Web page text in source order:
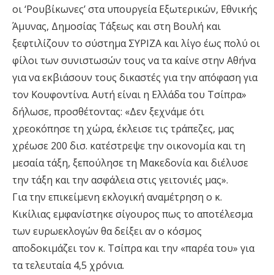
οι ‘Ρουβίκωνες’ στα υπουργεία Εξωτερικών, Εθνικής
Άμυνας, Δημοσίας Τάξεως και στη Βουλή και
ξεφτιλίζουν το σύστημα ΣΥΡΙΖΑ και λίγο έως πολύ οι
φίλοι των συνιστωσών τους να τα καίνε στην Αθήνα
για να εκβιάσουν τους δικαστές για την απόφαση για
τον Κουφοντίνα. Αυτή είναι η Ελλάδα του Τσίπρα»
δήλωσε, προσθέτοντας: «Δεν ξεχνάμε ότι
χρεοκόπησε τη χώρα, έκλεισε τις τράπεζες, μας
χρέωσε 200 δισ. κατέστρεψε την οικονομία και τη
μεσαία τάξη, ξεπούλησε τη Μακεδονία και διέλυσε
την τάξη και την ασφάλεια στις γειτονιές μας».
Για την επικείμενη εκλογική αναμέτρηση ο κ.
Κικίλιας εμφανίστηκε σίγουρος πως το αποτέλεσμα
των ευρωεκλογών θα δείξει αν ο κόσμος
αποδοκιμάζει τον κ. Τσίπρα και την «παρέα του» για
τα τελευταία 4,5 χρόνια.